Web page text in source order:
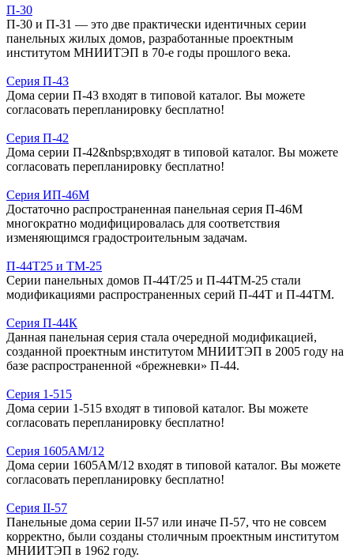
П-30
П-30 и П-31 — это две практически идентичных серии
панельных жилых домов, разработанные проектным
институтом МНИИТЭП в 70-е годы прошлого века.
Серия П-43
Дома серии П-43 входят в типовой каталог. Вы можете
согласовать перепланировку бесплатно!
Серия П-42
Дома серии П-42&nbsp;входят в типовой каталог. Вы можете
согласовать перепланировку бесплатно!
Серия ИП-46М
Достаточно распространенная панельная серия П-46М
многократно модифицировалась для соответствия
изменяющимся градостроительным задачам.
П-44Т25 и ТМ-25
Серии панельных домов П-44Т/25 и П-44ТМ-25 стали
модификациями распространенных серий П-44Т и П-44ТМ.
Серия П-44К
Данная панельная серия стала очередной модификацией,
созданной проектным институтом МНИИТЭП в 2005 году на
базе распространенной «брежневки» П-44.
Серия 1-515
Дома серии 1-515 входят в типовой каталог. Вы можете
согласовать перепланировку бесплатно!
Серия 1605АМ/12
Дома серии 1605АМ/12 входят в типовой каталог. Вы можете
согласовать перепланировку бесплатно!
Серия II-57
Панельные дома серии II-57 или иначе П-57, что не совсем
корректно, были созданы столичным проектным институтом
МНИИТЭП в 1962 году.